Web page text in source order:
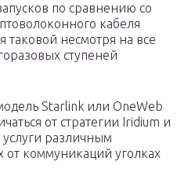
по сравнению со
кабеля
таковой несмотря на все
ступеней
Starlink или OneWeb
от стратегии Iridium и
различным
коммуникаций уголках